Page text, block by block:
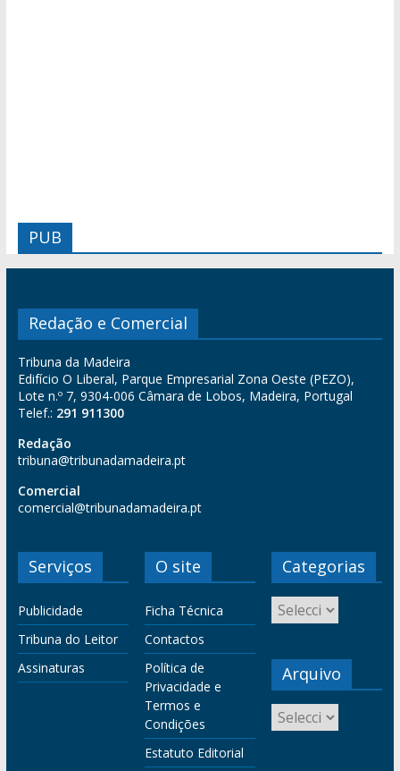
PUB
Redação e Comercial
Tribuna da Madeira
Edifício O Liberal, Parque Empresarial Zona Oeste (PEZO),
Lote n.º 7, 9304-006 Câmara de Lobos, Madeira, Portugal
Telef.: 291 911300
Redação
tribuna@tribunadamadeira.pt
Comercial
comercial@tribunadamadeira.pt
Serviços
Publicidade
Tribuna do Leitor
Assinaturas
O site
Ficha Técnica
Contactos
Política de
Privacidade e
Termos e
Condições
Estatuto Editorial
Categorias
Arquivo